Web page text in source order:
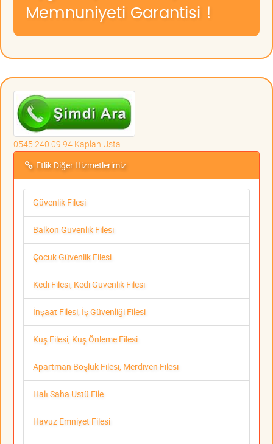
Memnuniyeti Garantisi !
0545 240 09 94 Kaplan Usta
Etlik Diğer Hizmetlerimiz
Güvenlik Filesi
Balkon Güvenlik Filesi
Çocuk Güvenlik Filesi
Kedi Filesi, Kedi Güvenlik Filesi
İnşaat Filesi, İş Güvenliği Filesi
Kuş Filesi, Kuş Önleme Filesi
Apartman Boşluk Filesi, Merdiven Filesi
Halı Saha Üstü File
Havuz Emniyet Filesi